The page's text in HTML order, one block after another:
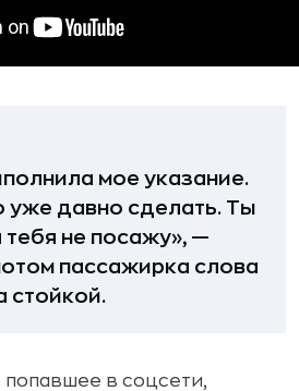
мое указание.
уже давно сделать. Ты
тебя не посажу», —
пассажирка слова
стойкой.
в соцсети,